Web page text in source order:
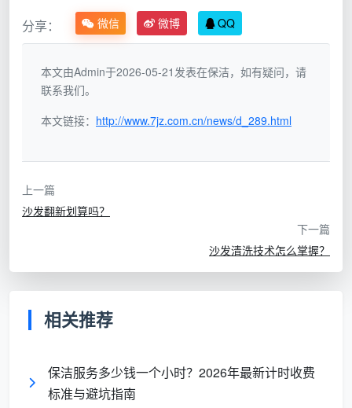
分享： 微信 微博 QQ
本文由Admin于2026-05-21发表在保洁，如有疑问，请
联系我们。
本文链接： http://www.7jz.com.cn/news/d_289.html
上一篇
沙发翻新划算吗？
下一篇
沙发清洗技术怎么掌握？
相关推荐
保洁服务多少钱一个小时？2026年最新计时收费
标准与避坑指南